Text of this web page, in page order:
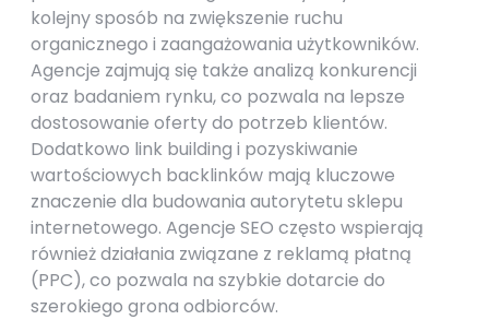
kolejny sposób na zwiększenie ruchu
organicznego i zaangażowania użytkowników.
Agencje zajmują się także analizą konkurencji
oraz badaniem rynku, co pozwala na lepsze
dostosowanie oferty do potrzeb klientów.
Dodatkowo link building i pozyskiwanie
wartościowych backlinków mają kluczowe
znaczenie dla budowania autorytetu sklepu
internetowego. Agencje SEO często wspierają
również działania związane z reklamą płatną
(PPC), co pozwala na szybkie dotarcie do
szerokiego grona odbiorców.